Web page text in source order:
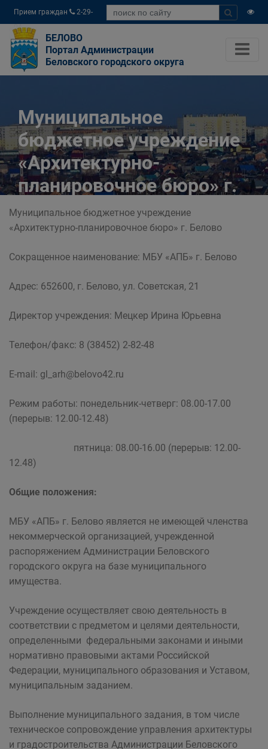
Прием граждан
2-29-
04
БЕЛОВО
Портал Администрации
Беловского городского округа
Муниципальное
бюджетное учреждение
«Архитектурно-
планировочное бюро» г.
Белово
Муниципальные учреждения
«Архитектурно-планировочное бюро» г. Белово
Муниципальное бюджетное учреждение
«Архитектурно-планировочное бюро» г. Белово
Сокращенное наименование: МБУ «АПБ» г. Белово
Адрес: 652600, г. Белово, ул. Советская, 21
Директор учреждения: Мецкер Ирина Юрьевна
Телефон/факс: 8 (38452) 2-82-48
E-mail: gl_arh@belovo42.ru
Режим работы: понедельник-четверг: 08.00-17.00
(перерыв: 12.00-12.48)
пятница: 08.00-16.00 (перерыв: 12.00-
12.48)
Общие положения:
МБУ «АПБ» г. Белово является не имеющей членства
некоммерческой организацией, учрежденной
распоряжением Администрации Беловского
городского округа на базе муниципального
имущества.
Учреждение осуществляет свою деятельность в
соответствии с предметом и целями деятельности,
определенными федеральными законами и иными
нормативно правовыми актами Российской
Федерации, муниципального образования и Уставом,
муниципальным заданием.
Выполнение муниципального задания, в том числе
техническое сопровождение управления архитектуры
и градостроительства Администрации Беловского